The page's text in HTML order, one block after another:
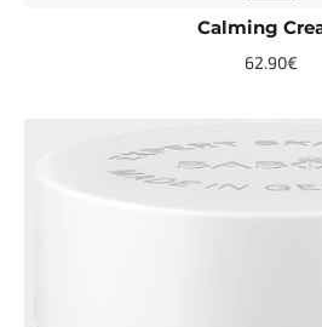
Calming
62.90€